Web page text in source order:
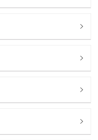



